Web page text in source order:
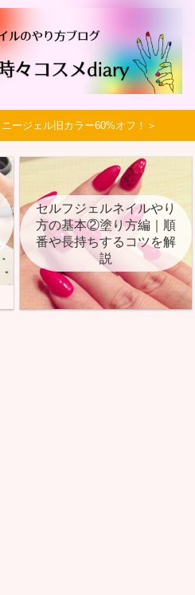
ージェル旧カラー60%オフ！＞
セルフジェルネイルやり
方の基本②塗り方編｜順
番や長持ちするコツを解
説